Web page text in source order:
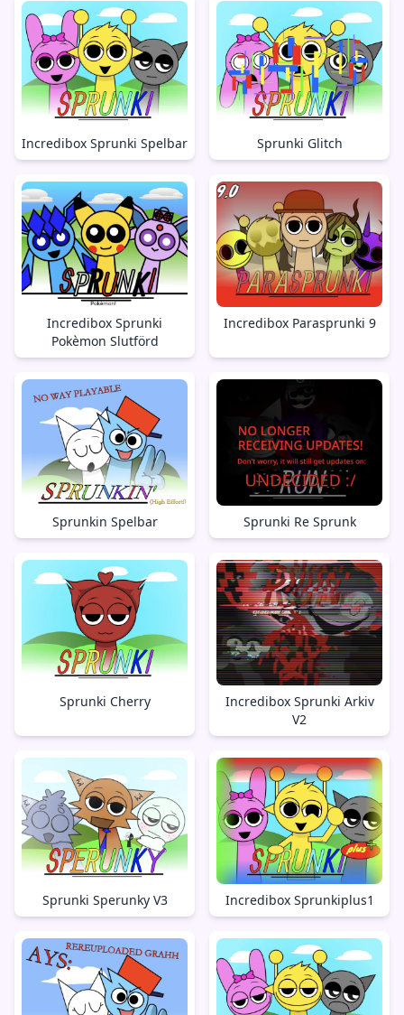
Incredibox Sprunki Spelbar Sprunki Glitch
Incredibox Sprunki
Pokèmon Slutförd
Incredibox Parasprunki 9
Sprunkin Spelbar Sprunki Re Sprunk
Sprunki Cherry
Incredibox Sprunki Arkiv
V2
Sprunki Sperunky V3 Incredibox Sprunkiplus1